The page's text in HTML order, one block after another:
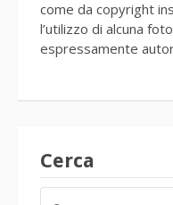
come da copyright
l’utilizzo di alcuna
espressamente
Cerca